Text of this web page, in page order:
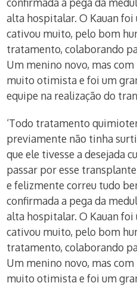
alta hospitalar. O Kauan foi
cativou muito, pelo bom
tratamento, colaborando
Um menino novo, mas
muito otimista e foi um
equipe na realização do
‘Todo tratamento
previamente não tinha
que ele tivesse a desejada
passar por esse
e felizmente correu tudo
confirmada a pega da
alta hospitalar. O Kauan foi
cativou muito, pelo bom
tratamento, colaborando
Um menino novo, mas
muito otimista e foi um